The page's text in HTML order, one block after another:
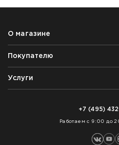
О магазине
Почему выбирают нас
Контакты
Блог
Покупателю
Возврат товара
Как заказать
Услуги
+7 (495)
Работаем с 9:00 до